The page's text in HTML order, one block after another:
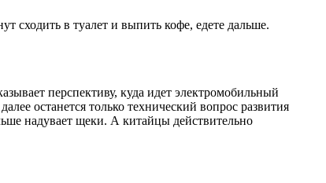
сходить в туалет и выпить кофе, едете дальше.
перспективу, куда идет электромобильный
останется только технический вопрос развития
надувает щеки. А китайцы действительно